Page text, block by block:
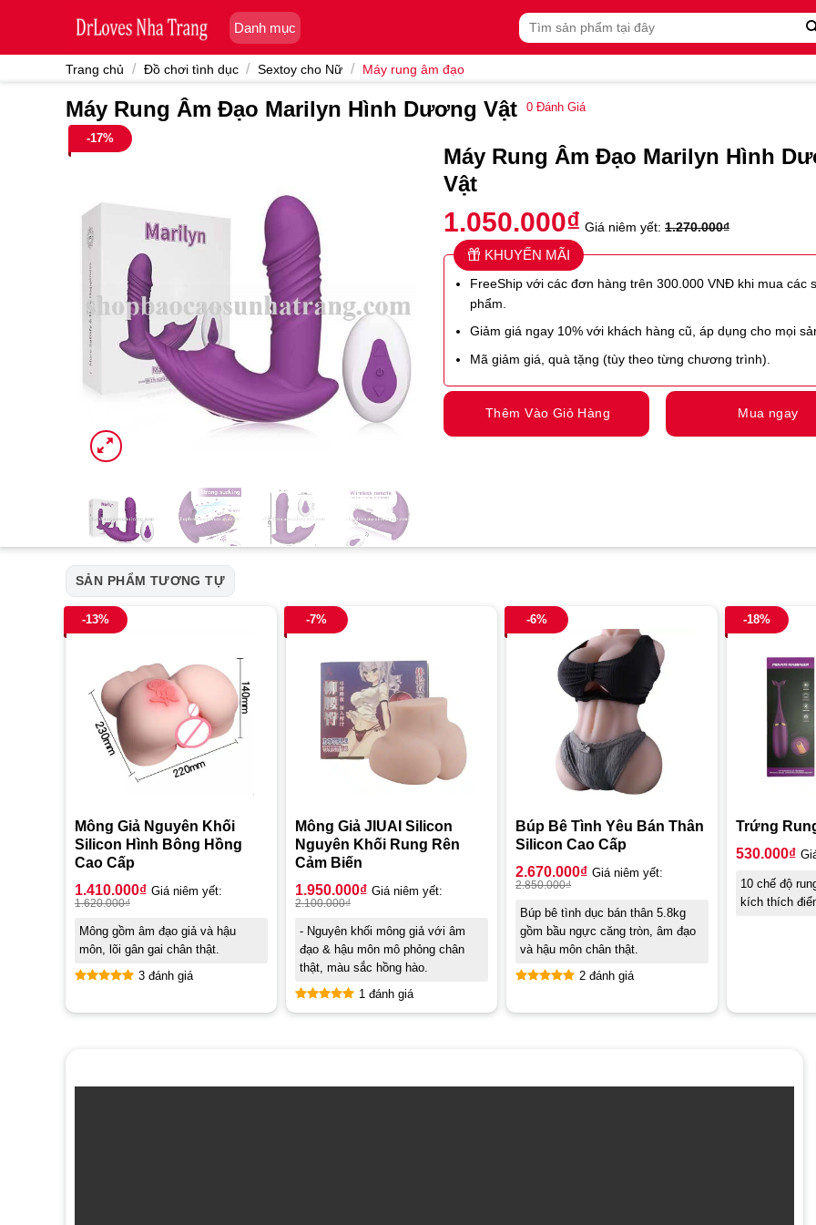
Danh mục
Tìm
kiếm:
Trang chủ / Đồ chơi tình dục / Sextoy cho Nữ / Máy rung âm đạo
Máy Rung Âm Đạo Marilyn Hình Dương Vật 0 Đánh Giá
-17%
Máy Rung Âm Đạo Marilyn Hình
Vật
1.050.000₫ Giá niêm yết: 1.270.000₫
KHUYẾN MÃI
FreeShip với các đơn hàng trên 300.000 VNĐ khi mua các
phẩm.
Giảm giá ngay 10% với khách hàng cũ, áp dụng cho mọi
Mã giảm giá, quà tặng (tùy theo từng chương trình).
Thêm Vào Giỏ Hàng Mua ngay
SẢN PHẨM TƯƠNG TỰ
-13%
Mông Giả Nguyên Khối
Silicon Hình Bông Hồng
Cao Cấp
hạng5.00
1.410.000₫ Giá niêm yết:
1.620.000₫
Mông gồm âm đạo giả và hậu
môn, lõi gân gai chân thật.
3 đánh giá
-7%
Mông Giả JIUAI Silicon
Nguyên Khối Rung Rên
Cảm Biến
Được xếp
1.950.000₫ Giá niêm yết:
2.100.000₫
- Nguyên khối mông giả với âm
đạo & hậu môn mô phỏng chân
thật, màu sắc hồng hào.
1 đánh giá
-6%
Búp Bê Tình Yêu Bán Thân
Silicon Cao Cấp
hạng5.00
2.670.000₫ Giá niêm yết:
2.850.000₫
Búp bê tình dục bán thân 5.8kg
gồm bầu ngực căng tròn, âm đạo
và hậu môn chân thật.
2 đánh giá
-18%
Trứng
530.000₫
10 chế độ
kích thích